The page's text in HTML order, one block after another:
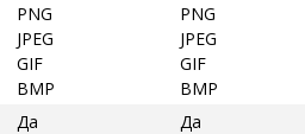
PNG
JPEG
GIF
BMP
PNG
JPEG
GIF
BMP
Да Да